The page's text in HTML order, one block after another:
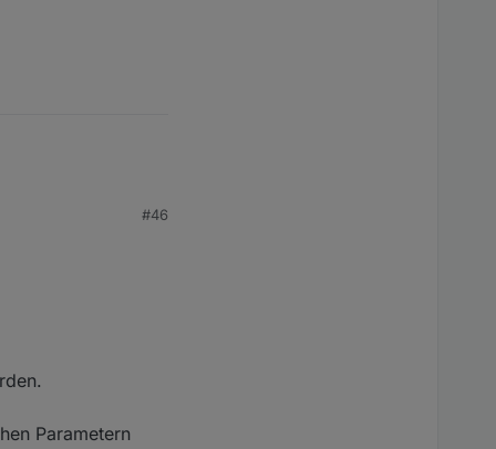
#46
Parametern